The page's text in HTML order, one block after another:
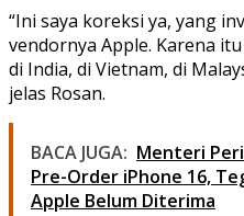
“Ini saya koreksi ya, yang
vendornya Apple. Karena
di India, di Vietnam, di
jelas Rosan.
BACA JUGA: Menteri
Pre-Order iPhone 16,
Apple Belum Diterima